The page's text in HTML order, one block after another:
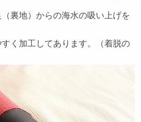
裏地）からの海水の吸い上げを
く加工してあります。（着脱の